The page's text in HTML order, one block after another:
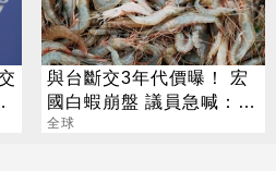
與台斷交3年代價曝！ 宏
國白蝦崩盤 議員急喊：盼
重談
全球